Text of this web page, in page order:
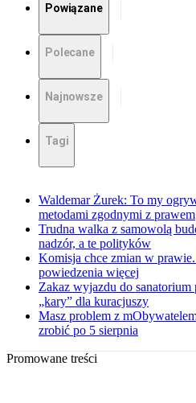
Powiązane
Polecane
Najnowsze
Tagi
Waldemar Żurek: To my
metodami zgodnymi z prawem
Trudna walka z samowolą
nadzór, a te polityków
Komisja chce zmian w
powiedzenia więcej
Zakaz wyjazdu do
„kary” dla kuracjuszy
Masz problem z
zrobić po 5 sierpnia
Promowane treści